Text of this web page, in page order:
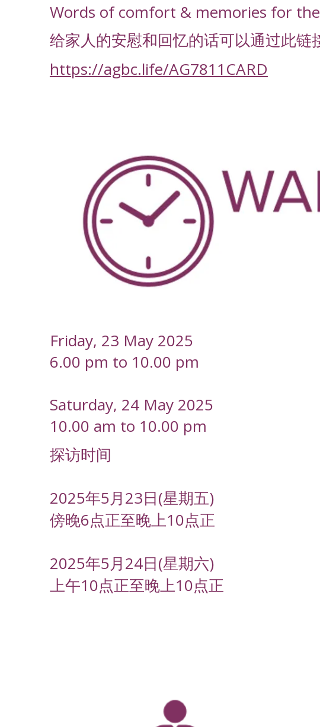
Words of comfort & memories for
给家人的安慰和回忆的话可以通过此链
https://agbc.life/AG7811CARD
Friday, 23 May 2025
6.00 pm to 10.00 pm
Saturday, 24 May 2025
10.00 am to 10.00 pm
探访时间
2025年5月23日(星期五)
傍晚6点正至晚上10点正
2025年5月24日(星期六)
上午10点正至晚上10点正